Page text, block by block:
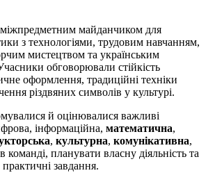
майданчиком для
з технологіями, трудовим навчанням,
мистецтвом та українським
обговорювали стійкість
оформлення, традиційні техніки
різдвяних символів у культурі.
й оцінювалися важливі
інформаційна, математична,
, культурна, комунікативна,
планувати власну діяльність та
завдання.